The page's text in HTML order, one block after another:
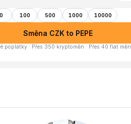
100 500 1000 10000
Směna CZK to PEPE
poplatky · Přes 350 kryptoměn · Přes 40 fiat měn